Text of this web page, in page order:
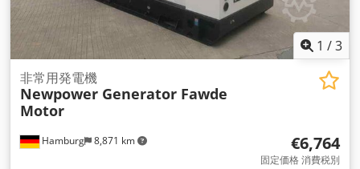
1 /3
Hamburg 8,871 km
非常用発電機
Newpower Generator Fawde
Motor
€6,764
固定価格 消費税別